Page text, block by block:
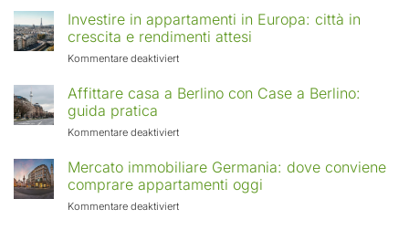
Investire in appartamenti in Europa: città in
crescita e rendimenti attesi
Kommentare deaktiviertfür
in
Europa:
in
crescita
rendimenti
Affittare casa a Berlino con Case a Berlino:
guida pratica
Kommentare deaktiviertfür
casa
a
Berlino
con
Mercato immobiliare Germania: dove conviene
comprare appartamenti oggi
Kommentare deaktiviertfür